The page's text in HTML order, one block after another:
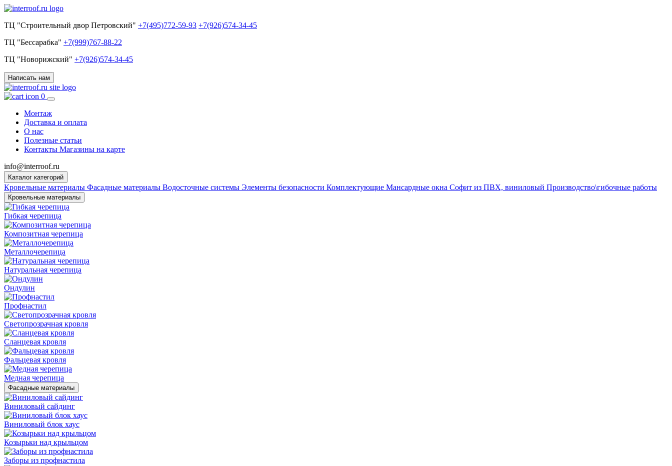
ТЦ "Строительный двор Петровский" +7(495)772-59-93 +7(926)574-34-45
ТЦ "Бессарабка" +7(999)767-88-22
ТЦ "Новорижский" +7(926)574-34-45
Написать нам
0
Монтаж
Доставка и оплата
О нас
Полезные статьи
Контакты Магазины на карте
info@interroof.ru
Каталог категорий
Кровельные материалы Фасадные материалы Водосточные системы Элементы безопасности Комплектующие Мансардные окна Софит из ПВХ, виниловый Производство\гибочные работы
Кровельные материалы
Гибкая черепица
Композитная черепица
Металлочерепица
Натуральная черепица
Ондулин
Профнастил
Светопрозрачная кровля
Сланцевая кровля
Фальцевая кровля
Медная черепица
Фасадные материалы
Виниловый сайдинг
Виниловый блок хаус
Козырьки над крыльцом
Заборы из профнастила